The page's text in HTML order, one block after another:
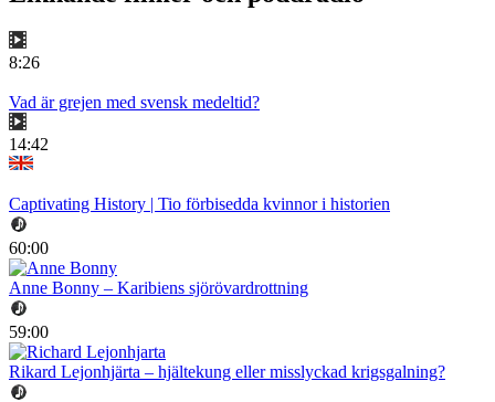
8:26
Vad är grejen med svensk medeltid?
14:42
Captivating History | Tio förbisedda kvinnor i historien
60:00
Anne Bonny – Karibiens sjörövardrottning
59:00
Rikard Lejonhjärta – hjältekung eller misslyckad krigsgalning?